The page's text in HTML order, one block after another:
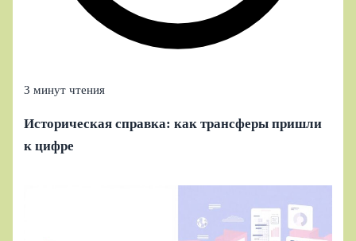
3 минут чтения
Историческая справка: как трансферы пришли
к цифре